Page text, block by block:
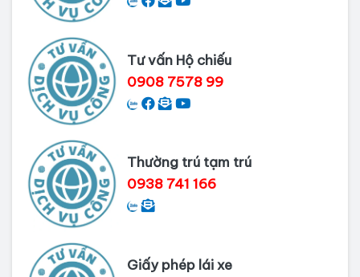
Dịch vụ làm phiếu lý lịch tư pháp
Thủ tục làm Lý lịch tư pháp tại Bình
Dương
Tư vấn Hộ chiếu
0908 7578 99
Thường trú tạm trú
0938 741 166
Giấy phép lái xe